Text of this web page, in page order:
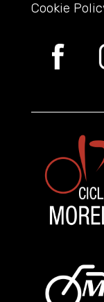
Cookie